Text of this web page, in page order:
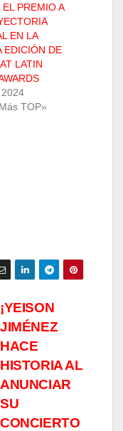
EL PREMIO A
EN LA
EDICIÓN DE
LATIN
TOP»
¡YEISON
JIMÉNEZ
HACE
HISTORIA AL
ANUNCIAR
SU
CONCIERTO